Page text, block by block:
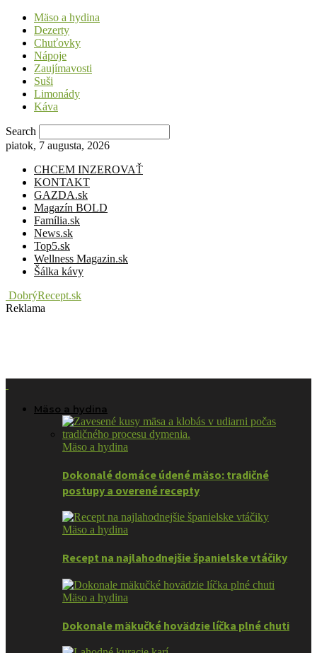
Mäso a hydina
Dezerty
Chuťovky
Nápoje
Zaujímavosti
Suši
Limonády
Káva
Search
piatok, 7 augusta, 2026
CHCEM INZEROVAŤ
KONTAKT
GAZDA.sk
Magazín BOLD
Família.sk
News.sk
Top5.sk
Wellness Magazin.sk
Šálka kávy
DobrýRecept.sk
Reklama
Mäso a hydina
Mäso a hydina
Dokonalé domáce údené mäso: tradičné
postupy a overené recepty
Mäso a hydina
Recept na najlahodnejšie španielske vtáčiky
Mäso a hydina
Dokonale mäkučké hovädzie líčka plné chuti